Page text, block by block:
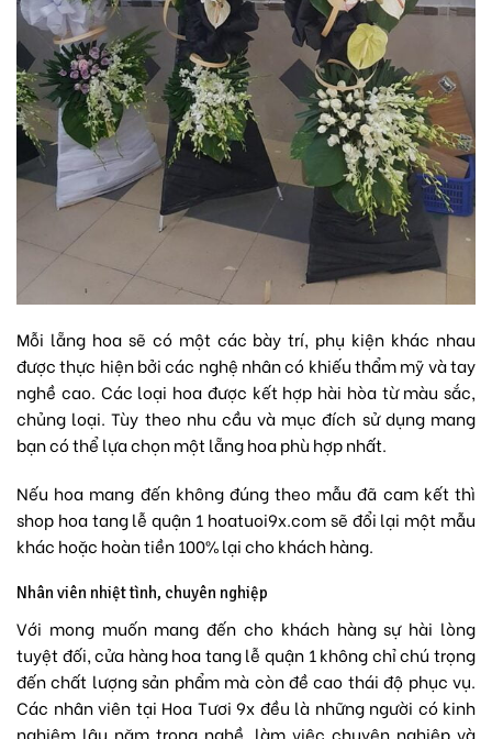
Mỗi lẵng hoa sẽ có một các bày trí, phụ kiện khác nhau
được thực hiện bởi các nghệ nhân có khiếu thẩm mỹ và tay
nghề cao. Các loại hoa được kết hợp hài hòa từ màu sắc,
chủng loại. Tùy theo nhu cầu và mục đích sử dụng mang
bạn có thể lựa chọn một lẵng hoa phù hợp nhất.
Nếu hoa mang đến không đúng theo mẫu đã cam kết thì
shop hoa tang lễ quận 1 hoatuoi9x.com sẽ đổi lại một mẫu
khác hoặc hoàn tiền 100% lại cho khách hàng.
Nhân viên nhiệt tình, chuyên nghiệp
Với mong muốn mang đến cho khách hàng sự hài lòng
tuyệt đối, cửa hàng hoa tang lễ quận 1 không chỉ chú trọng
đến chất lượng sản phẩm mà còn đề cao thái độ phục vụ.
Các nhân viên tại Hoa Tươi 9x đều là những người có kinh
nghiệm lâu năm trong nghề, làm việc chuyên nghiệp và